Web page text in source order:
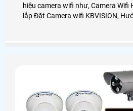
hiệu camera wifi như, Camera Wifi
lắp Đặt Camera wifi KBVISION,